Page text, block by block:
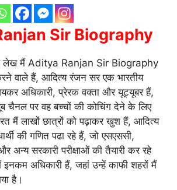
Sir Biography
लेख मैं Aditya Ranjan Sir Biography
वाले हैं, आदित्य रंजन सर एक भारतीय
अधिकारी, प्रेरक वक्ता और यूट्यूबर हैं,
चैनल पर वह बच्चों की कोचिंग देने के लिए
मैं लाखों छात्रों को पढ़ाकर खुश हैं, आदित्य
की गणित पढा रहे हैं, जो एसएससी,
अन्य सरकारी परीक्षाओं की तैयारी कर रहे
इनकम अधिकारी हैं, जहां उन्हें काफी शहरों मैं
है।